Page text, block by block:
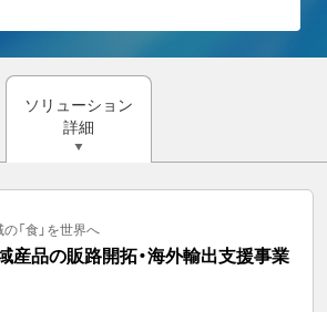
ソリューション
詳細
「食」を世界へ
産品の販路開拓・海外輸出支援事業